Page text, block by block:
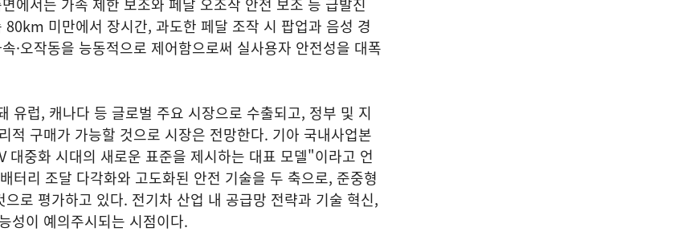
에서는 가속 제한 보조와 페달 오조작 안전 보조 등 급발진
미만에서 장시간, 과도한 페달 조작 시 팝업과 음성 경
·오작동을 능동적으로 제어함으로써 실사용자 안전성을 대폭
유럽, 캐나다 등 글로벌 주요 시장으로 수출되고, 정부 및 지
적 구매가 가능할 것으로 시장은 전망한다. 기아 국내사업본
대중화 시대의 새로운 표준을 제시하는 대표 모델"이라고 언
터리 조달 다각화와 고도화된 안전 기술을 두 축으로, 준중형
로 평가하고 있다. 전기차 산업 내 공급망 전략과 기술 혁신,
성이 예의주시되는 시점이다.